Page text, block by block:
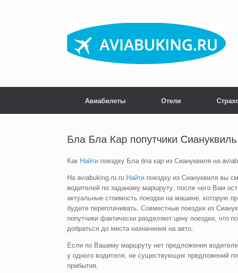
Авиабилеты Отели
Бла Бла Кар попутчики Сиануквиль
Как Найти поездку Бла бла кар из Сиануквиля на
На aviabuking.ru.ru Найти поездку из Сиануквиля вы
водителей по заданому маршруту, после чего Вам
актуальные стоимость поездки на машине, которую
будете переплачивать. Совместные поездки из
попутчики фактически разделяют цену поездки, что
добраться до места назначения на авто.
Если по Вашему маршруту нет предложения
у одного водителя, не существующих предложений
прибытия.